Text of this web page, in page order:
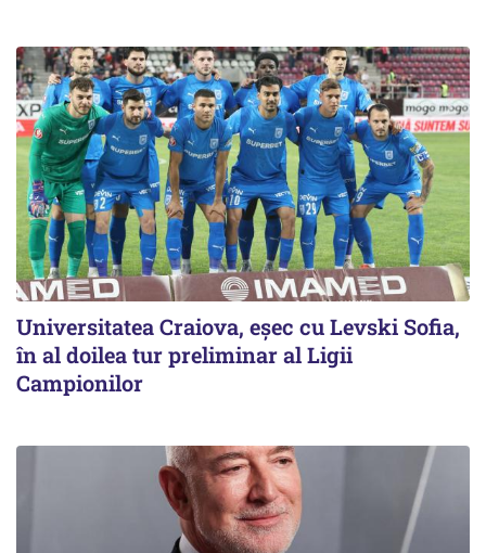
Universitatea Craiova, eșec cu Levski Sofia,
în al doilea tur preliminar al Ligii
Campionilor